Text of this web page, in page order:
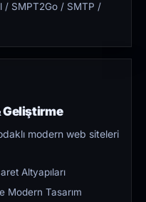
/ SMPT2Go / SMTP /
Geliştirme
modern web siteleri
Altyapıları
Modern Tasarım